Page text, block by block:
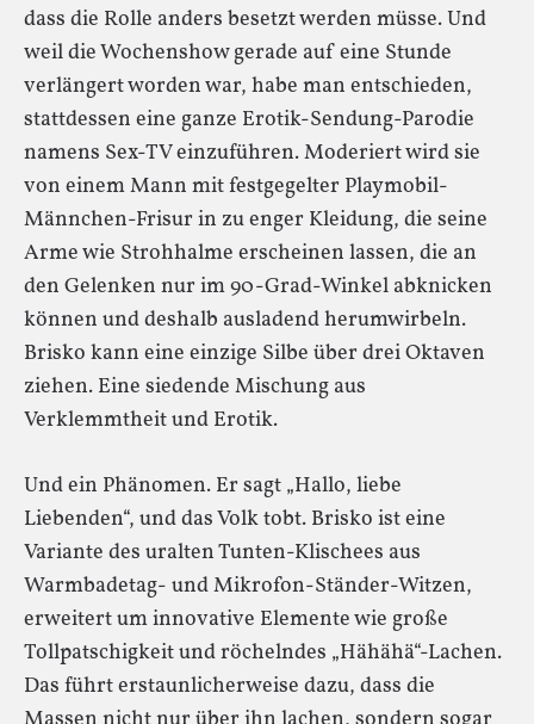
dass die Rolle anders besetzt werden müsse. Und
weil die Wochenshow gerade auf eine Stunde
verlängert worden war, habe man entschieden,
stattdessen eine ganze Erotik-Sendung-Parodie
namens Sex-TV einzuführen. Moderiert wird sie
von einem Mann mit festgegelter Playmobil-
Männchen-Frisur in zu enger Kleidung, die seine
Arme wie Strohhalme erscheinen lassen, die an
den Gelenken nur im 90-Grad-Winkel abknicken
können und deshalb ausladend herumwirbeln.
Brisko kann eine einzige Silbe über drei Oktaven
ziehen. Eine siedende Mischung aus
Verklemmtheit und Erotik.
Und ein Phänomen. Er sagt „Hallo, liebe
Liebenden“, und das Volk tobt. Brisko ist eine
Variante des uralten Tunten-Klischees aus
Warmbadetag- und Mikrofon-Ständer-Witzen,
erweitert um innovative Elemente wie große
Tollpatschigkeit und röchelndes „Hähähä“-Lachen.
Das führt erstaunlicherweise dazu, dass die